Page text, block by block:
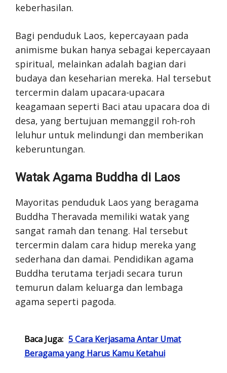
keberhasilan.
Bagi penduduk Laos, kepercayaan pada
animisme bukan hanya sebagai kepercayaan
spiritual, melainkan adalah bagian dari
budaya dan keseharian mereka. Hal tersebut
tercermin dalam upacara-upacara
keagamaan seperti Baci atau upacara doa di
desa, yang bertujuan memanggil roh-roh
leluhur untuk melindungi dan memberikan
keberuntungan.
Watak Agama Buddha di Laos
Mayoritas penduduk Laos yang beragama
Buddha Theravada memiliki watak yang
sangat ramah dan tenang. Hal tersebut
tercermin dalam cara hidup mereka yang
sederhana dan damai. Pendidikan agama
Buddha terutama terjadi secara turun
temurun dalam keluarga dan lembaga
agama seperti pagoda.
Baca Juga: 5 Cara Kerjasama Antar Umat
Beragama yang Harus Kamu Ketahui